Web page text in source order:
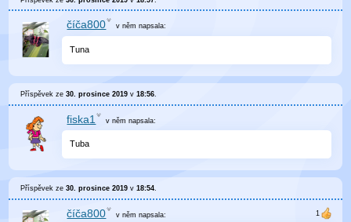
číča800 v něm napsala:
Tuna
Příspěvek ze30. prosince 2019 v18:56
fiska1 v něm napsala:
Tuba
Příspěvek ze30. prosince 2019 v18:54.
číča800 v něm napsala: